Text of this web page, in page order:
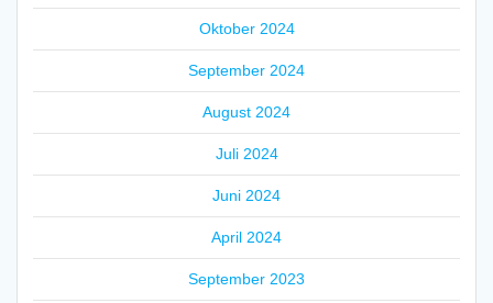
Oktober 2024
September 2024
August 2024
Juli 2024
Juni 2024
April 2024
September 2023